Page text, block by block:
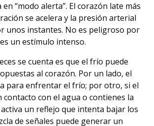
“modo alerta”. El corazón late más
se acelera y la presión arterial
unos instantes. No es peligroso por
un estímulo intenso.
se cuenta es que el frío puede
al corazón. Por un lado, el
para enfrentar el frío; por otro, si el
con el agua o contienes la
un reflejo que intenta bajar los
de señales puede generar un